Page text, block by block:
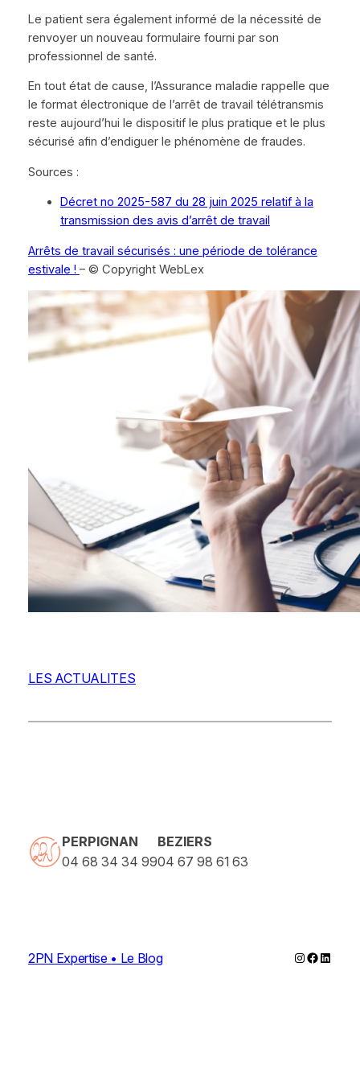
Le patient sera également informé de la nécessité de
renvoyer un nouveau formulaire fourni par son
professionnel de santé.
En tout état de cause, l’Assurance maladie rappelle que
le format électronique de l’arrêt de travail télétransmis
reste aujourd’hui le dispositif le plus pratique et le plus
sécurisé afin d’endiguer le phénomène de fraudes.
Sources :
Décret no 2025-587 du 28 juin 2025 relatif à la
transmission des avis d’arrêt de travail
Arrêts de travail sécurisés : une période de tolérance
estivale ! – © Copyright WebLex
LES ACTUALITES
PERPIGNAN
04 68 34 34 99
BEZIERS
04 67 98 61 63
2PN Expertise • Le Blog Instagram